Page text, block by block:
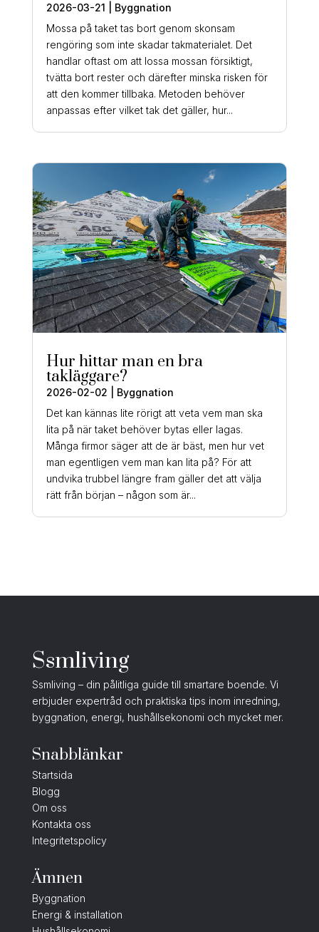
2026-03-21
Byggnation
Mossa på taket tas bort genom skonsam
rengöring som inte skadar takmaterialet. Det
handlar oftast om att lossa mossan försiktigt,
tvätta bort rester och därefter minska risken för
att den kommer tillbaka. Metoden behöver
anpassas efter vilket tak det gäller, hur...
Hur hittar man en bra
takläggare?
2026-02-02
Byggnation
Det kan kännas lite rörigt att veta vem man ska
lita på när taket behöver bytas eller lagas.
Många firmor säger att de är bäst, men hur vet
man egentligen vem man kan lita på? För att
undvika trubbel längre fram gäller det att välja
rätt från början – någon som är...
Ssmliving
Ssmliving – din pålitliga guide till smartare boende. Vi
erbjuder expertråd och praktiska tips inom inredning,
byggnation, energi, hushållsekonomi och mycket mer.
Snabblänkar
Startsida
Blogg
Om oss
Kontakta oss
Integritetspolicy
Ämnen
Byggnation
Energi & installation